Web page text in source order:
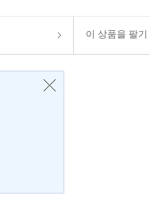
이 상품을 팔기